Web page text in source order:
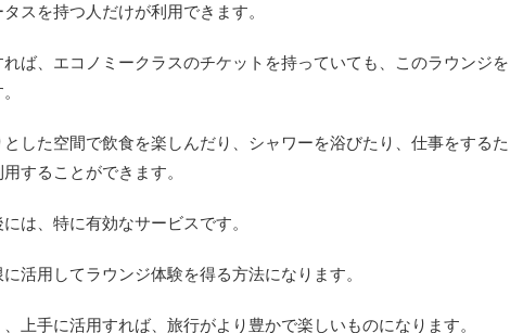
スを持つ人だけが利用できます。
ば、エコノミークラスのチケットを持っていても、このラウンジを
した空間で飲食を楽しんだり、シャワーを浴びたり、仕事をするた
することができます。
は、特に有効なサービスです。
活用してラウンジ体験を得る方法になります。
上手に活用すれば、旅行がより豊かで楽しいものになります。